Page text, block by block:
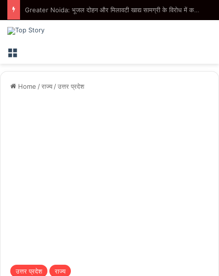
Greater Noida West: ग्रेटर नोएडा के फ्लैट की छत का प्लास्टर गिरा, खेल रहे बच्चे बाल-बाल बचे, सुरक्षा व्यवस्था पर उठे सवाल
Menu
Home /राज्य /उत्तर प्रदेश
उत्तर प्रदेश राज्य